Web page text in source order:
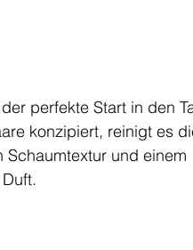
perfekte Start in den
konzipiert, reinigt es
und einem